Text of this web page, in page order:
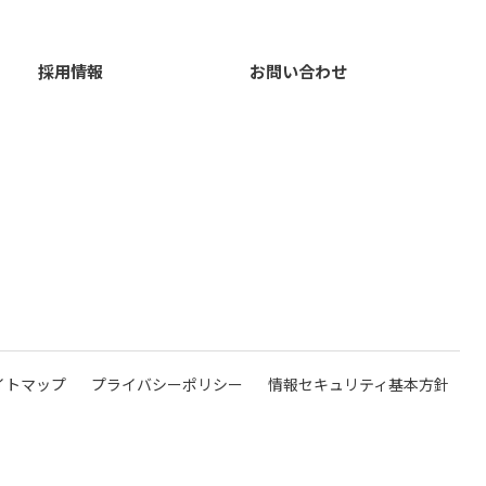
採用情報 お問い合わせ
トマップ プライバシーポリシー 情報セキュリティ基本方針